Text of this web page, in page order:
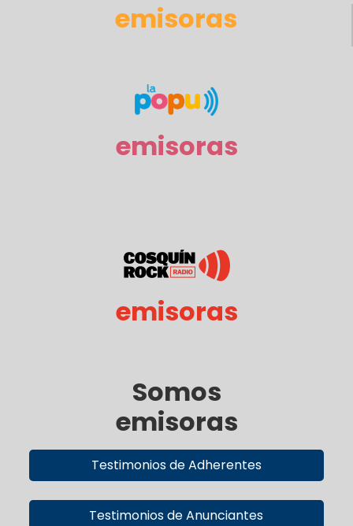
emisoras
emisoras
emisoras
Somos
emisoras
Testimonios de Adherentes
Testimonios de Anunciantes